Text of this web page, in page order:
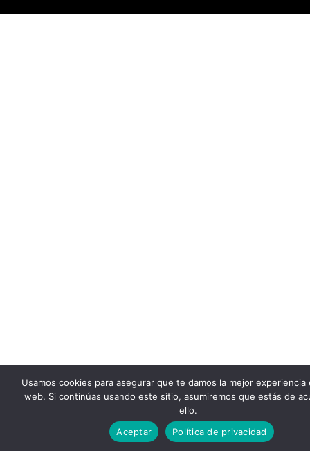
Usamos cookies para asegurar que te damos la mejor experiencia
web. Si continúas usando este sitio, asumiremos que estás de
ello.
Aceptar
Política de privacidad